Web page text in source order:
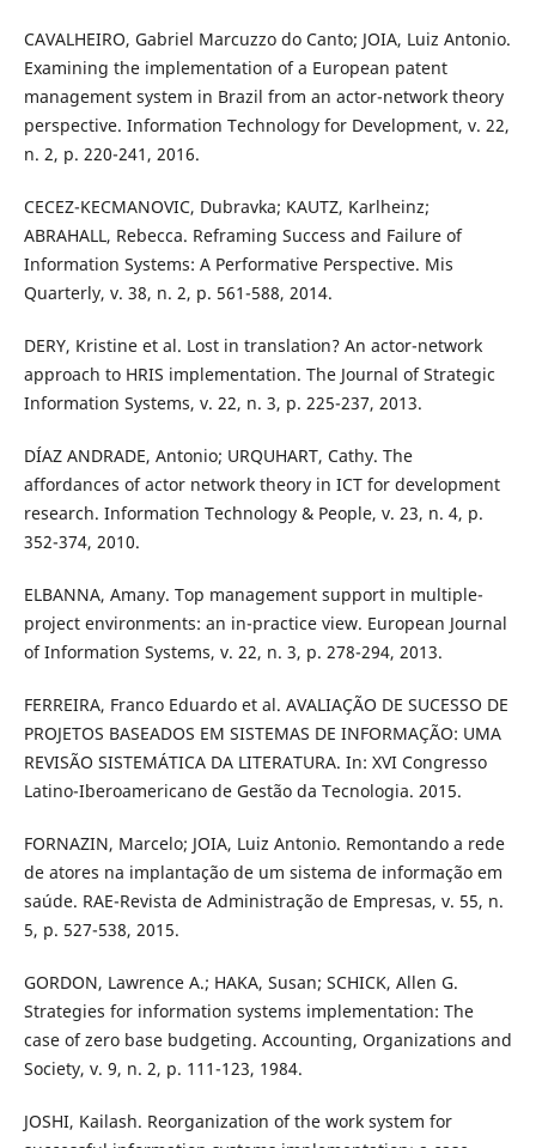
CAVALHEIRO, Gabriel Marcuzzo do Canto; JOIA, Luiz Antonio.
Examining the implementation of a European patent
management system in Brazil from an actor-network theory
perspective. Information Technology for Development, v. 22,
n. 2, p. 220-241, 2016.
CECEZ-KECMANOVIC, Dubravka; KAUTZ, Karlheinz;
ABRAHALL, Rebecca. Reframing Success and Failure of
Information Systems: A Performative Perspective. Mis
Quarterly, v. 38, n. 2, p. 561-588, 2014.
DERY, Kristine et al. Lost in translation? An actor-network
approach to HRIS implementation. The Journal of Strategic
Information Systems, v. 22, n. 3, p. 225-237, 2013.
DÍAZ ANDRADE, Antonio; URQUHART, Cathy. The
affordances of actor network theory in ICT for development
research. Information Technology & People, v. 23, n. 4, p.
352-374, 2010.
ELBANNA, Amany. Top management support in multiple-
project environments: an in-practice view. European Journal
of Information Systems, v. 22, n. 3, p. 278-294, 2013.
FERREIRA, Franco Eduardo et al. AVALIAÇÃO DE SUCESSO DE
PROJETOS BASEADOS EM SISTEMAS DE INFORMAÇÃO: UMA
REVISÃO SISTEMÁTICA DA LITERATURA. In: XVI Congresso
Latino-Iberoamericano de Gestão da Tecnologia. 2015.
FORNAZIN, Marcelo; JOIA, Luiz Antonio. Remontando a rede
de atores na implantação de um sistema de informação em
saúde. RAE-Revista de Administração de Empresas, v. 55, n.
5, p. 527-538, 2015.
GORDON, Lawrence A.; HAKA, Susan; SCHICK, Allen G.
Strategies for information systems implementation: The
case of zero base budgeting. Accounting, Organizations and
Society, v. 9, n. 2, p. 111-123, 1984.
JOSHI, Kailash. Reorganization of the work system for